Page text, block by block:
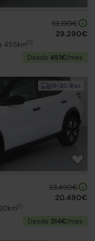
455km(1)
33.190€
29.290€
Desde 451€/mes
15-20 días
(1)
23.490€
20.490€
Desde 314€/mes